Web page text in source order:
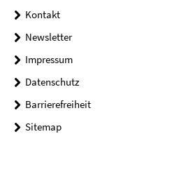
Kontakt
Newsletter
Impressum
Datenschutz
Barrierefreiheit
Sitemap